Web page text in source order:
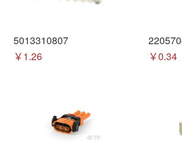
5013310807
￥1.26
￥0.34